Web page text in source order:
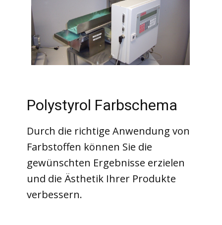
Polystyrol Farbschema
Durch die richtige Anwendung von
Farbstoffen können Sie die
gewünschten Ergebnisse erzielen
und die Ästhetik Ihrer Produkte
verbessern.